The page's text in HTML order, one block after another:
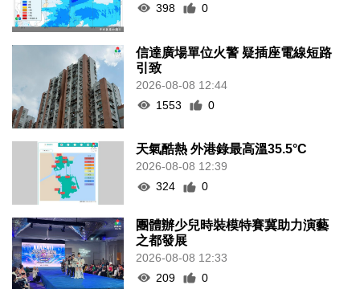
398
0
信達廣場單位火警 疑插座電線短路
引致
2026-08-08 12:44
1553
0
天氣酷熱 外港錄最高溫35.5°C
2026-08-08 12:39
324
0
團體辦少兒時裝模特賽冀助力演藝
之都發展
2026-08-08 12:33
209
0